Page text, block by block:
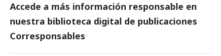
Accede a más información responsable en
nuestra biblioteca digital de publicaciones
Corresponsables